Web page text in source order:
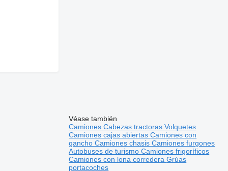
Véase también
CamionesCabezas tractorasVolquetes
Camiones cajas abiertasCamiones con
ganchoCamiones chasisCamiones furgones
Autobuses de turismoCamiones frigoríficos
Camiones con lona correderaGrúas
portacoches